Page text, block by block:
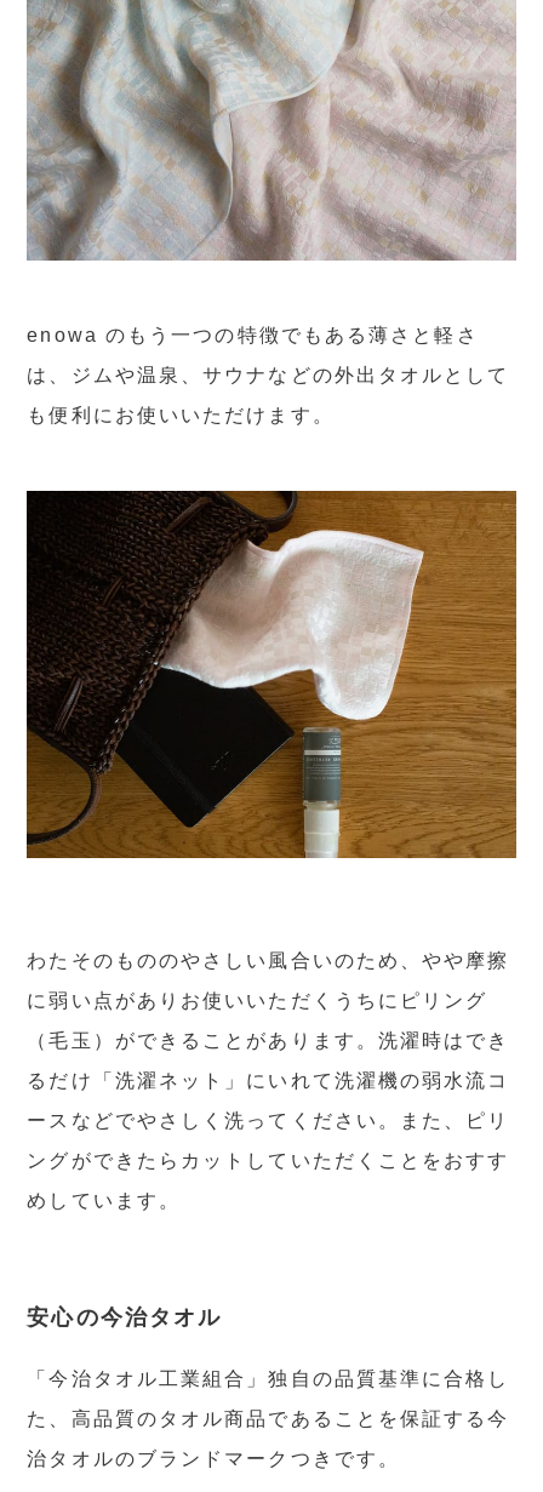
enowa のもう一つの特徴でもある薄さと軽さ
は、ジムや温泉、サウナなどの外出タオルとして
も便利にお使いいただけます。
わたそのもののやさしい風合いのため、やや摩擦
に弱い点がありお使いいただくうちにピリング
（毛玉）ができることがあります。洗濯時はでき
るだけ「洗濯ネット」にいれて洗濯機の弱水流コ
ースなどでやさしく洗ってください。また、ピリ
ングができたらカットしていただくことをおすす
めしています。
安心の今治タオル
「今治タオル工業組合」独自の品質基準に合格し
た、高品質のタオル商品であることを保証する今
治タオルのブランドマークつきです。